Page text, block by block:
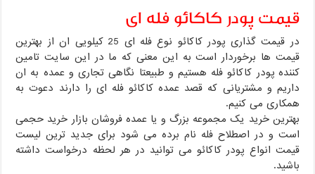
قیمت پودر کاکائو فله ای
در قیمت گذاری پودر کاکائو نوع فله ای 25 کیلویی ان از بهترین
قیمت ها برخوردار است به این معنی که ما در این سایت تامین
کننده پودر کاکائو فله هستیم و طبیعتا نگاهی تجاری و عمده به ان
داریم و مشتریانی که قصد عمده کاکائو فله ای را دارند دعوت به
همکاری می کنیم.
بهترین خرید یک مجموعه بزرگ و یا عمده فروشان بازار خرید حجمی
است و در اصطلاح فله نام برده می شود برای جدید ترین لیست
قیمت انواع پودر کاکائو می توانید در هر لحظه درخواست داشته
باشید.